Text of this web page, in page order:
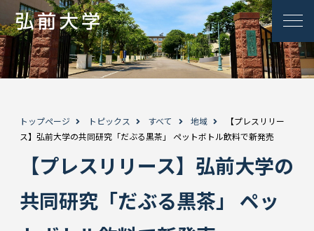
トップページ トピックス すべて 地域
【プレスリリー
ス】弘前大学の共同研究「だぶる黒茶」 ペットボトル飲料で新発売
【プレスリリース】弘前大学の
共同研究「だぶる黒茶」 ペッ